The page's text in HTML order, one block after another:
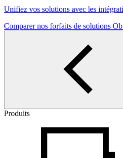
Unifiez vos solutions avec les
Comparer nos forfaits de solutions
Produits